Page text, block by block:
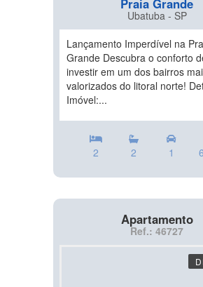
Praia Grande
Ubatuba - SP
Lançamento Imperdível na
Grande Descubra o conforto
investir em um dos bairros
valorizados do litoral norte!
Imóvel:...
2 2 1
Apartamento
Ref.: 46727